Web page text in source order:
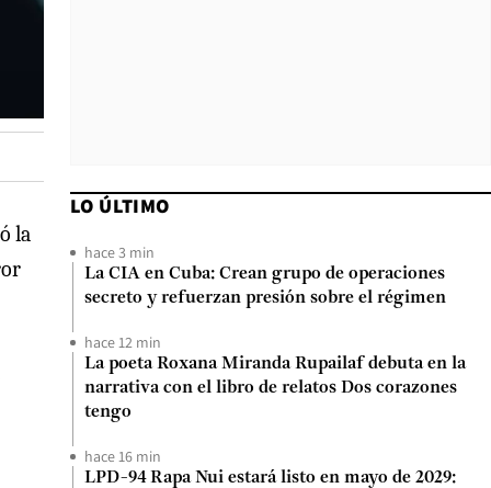
la
LO ÚLTIMO
hace 3 min
La CIA en Cuba: Crean grupo de operaciones
secreto y refuerzan presión sobre el régimen
hace 12 min
La poeta Roxana Miranda Rupailaf debuta en la
narrativa con el libro de relatos Dos corazones
tengo
hace 16 min
LPD-94 Rapa Nui estará listo en mayo de 2029: